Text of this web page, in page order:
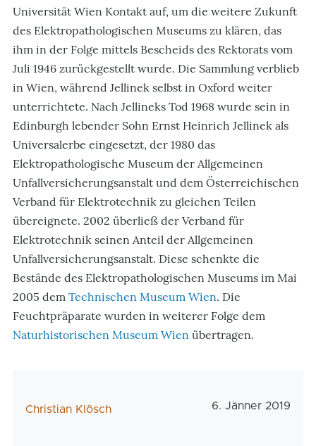
Universität Wien Kontakt auf, um die weitere Zukunft
des Elektropathologischen Museums zu klären, das
ihm in der Folge mittels Bescheids des Rektorats vom
Juli 1946 zurückgestellt wurde. Die Sammlung verblieb
in Wien, während Jellinek selbst in Oxford weiter
unterrichtete. Nach Jellineks Tod 1968 wurde sein in
Edinburgh lebender Sohn Ernst Heinrich Jellinek als
Universalerbe eingesetzt, der 1980 das
Elektropathologische Museum der Allgemeinen
Unfallversicherungsanstalt und dem Österreichischen
Verband für Elektrotechnik zu gleichen Teilen
übereignete. 2002 überließ der Verband für
Elektrotechnik seinen Anteil der Allgemeinen
Unfallversicherungsanstalt. Diese schenkte die
Bestände des Elektropathologischen Museums im Mai
2005 dem Technischen Museum Wien. Die
Feuchtpräparate wurden in weiterer Folge dem
Naturhistorischen Museum Wien übertragen.
AutorIn
Christian Klösch 6. Jänner 2019